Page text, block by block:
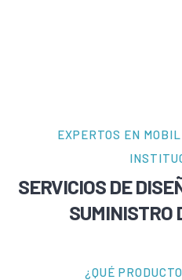
EXPERTOS EN
SERVICIOS DE
SUMINISTRO
¿QUÉ